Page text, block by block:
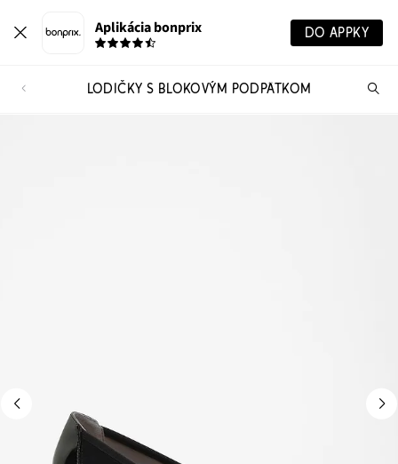
Aplikácia bonprix DO APPKY
LODIČKY S BLOKOVÝM PODPÄTKOM